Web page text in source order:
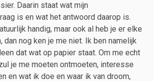
Daarin staat wat mijn
is en wat het antwoord daarop is.
handig, maar ook al heb je er elke
dan nog ken je me niet. Ik ben namelijk
dat wat op papier staat. Om me echt
je me moeten ontmoeten, interesse
en wat ik doe en waar ik van droom,